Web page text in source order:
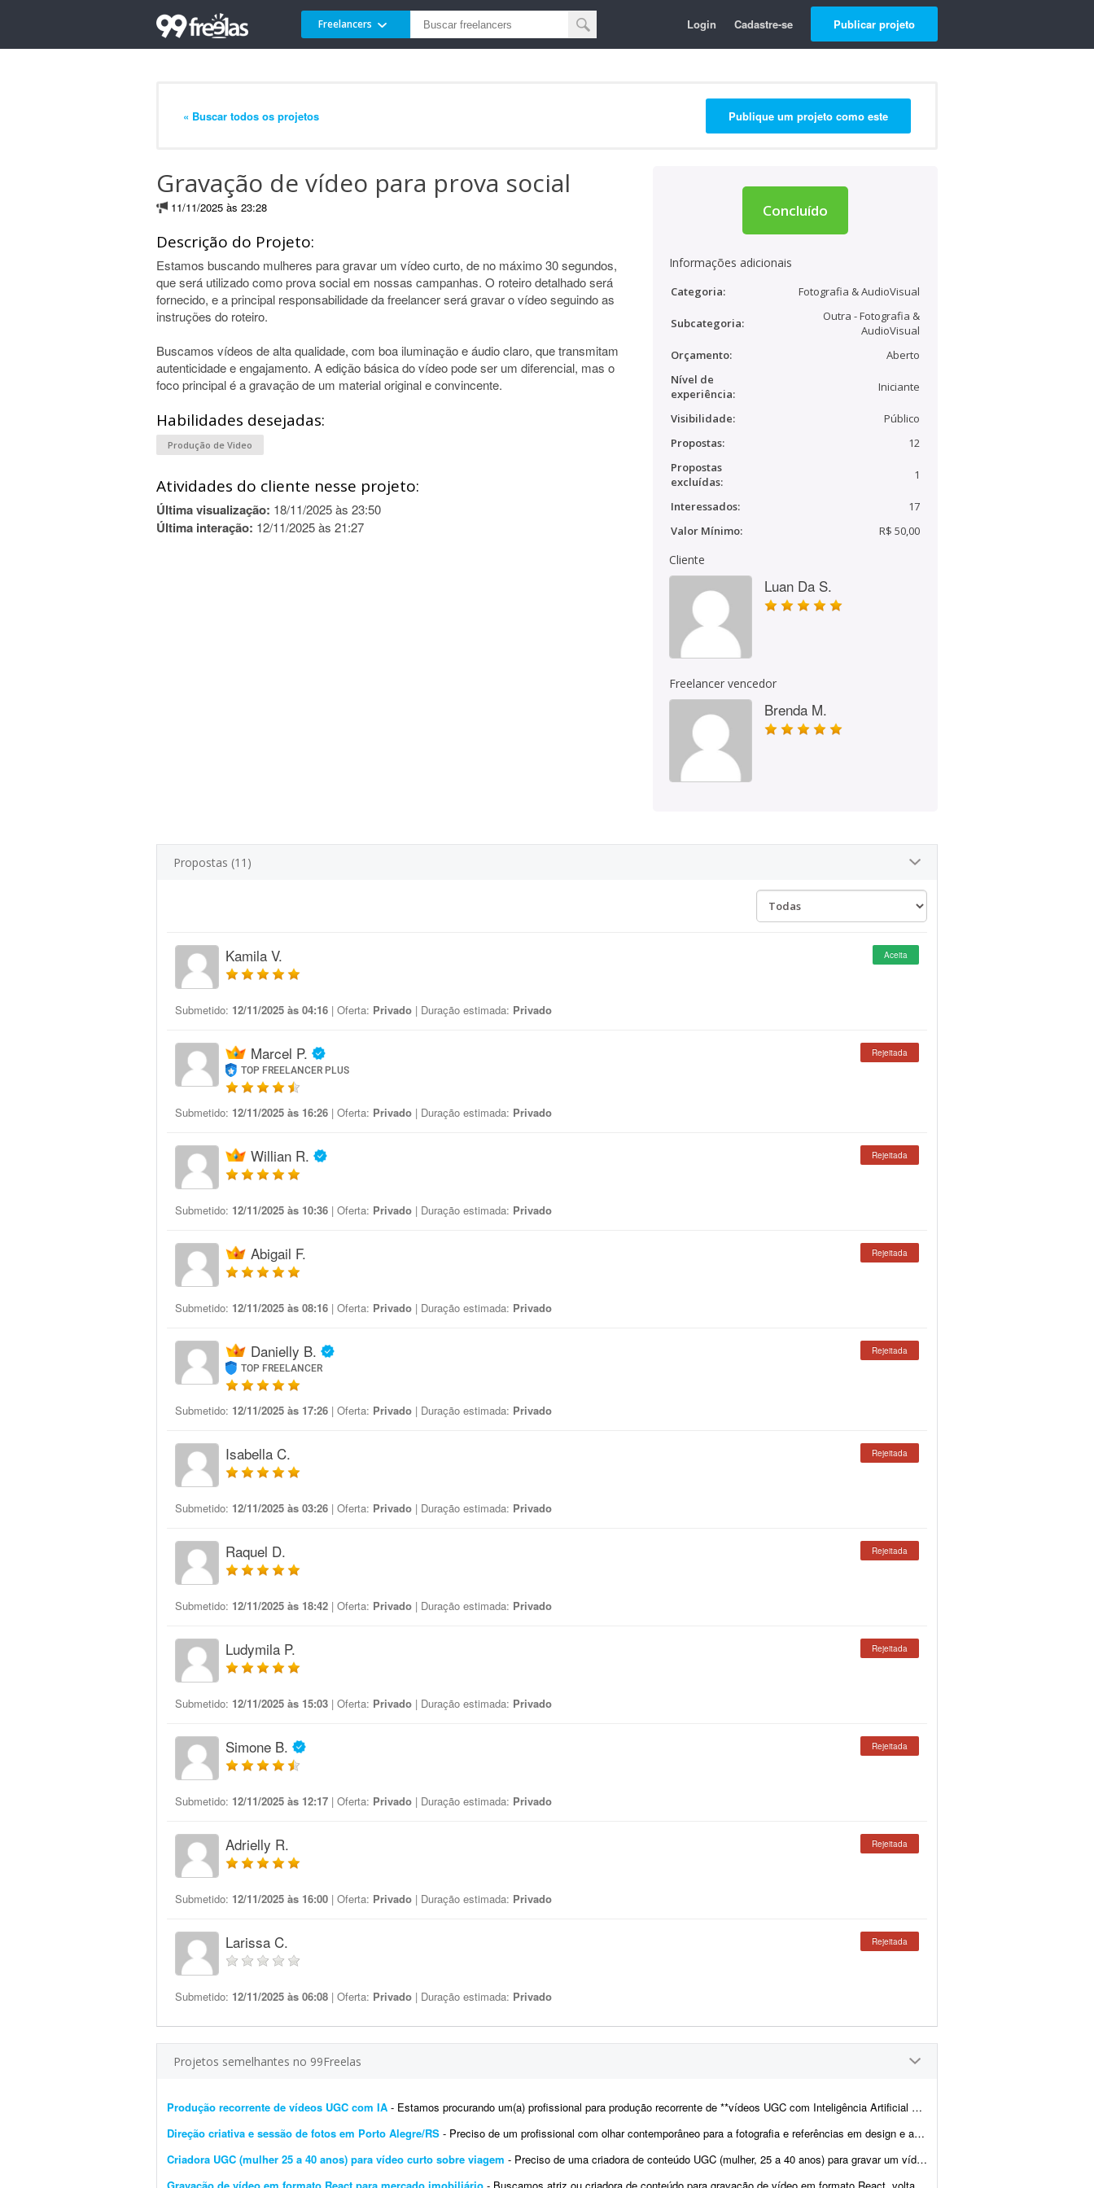
Freelancers Login Cadastre-se Publicar projeto
« Buscar todos os projetos Publique um projeto como este
Gravação de vídeo para prova social
11/11/2025 às 23:28
Descrição do Projeto:
Estamos buscando mulheres para gravar um vídeo curto, de no máximo 30 segundos,
que será utilizado como prova social em nossas campanhas. O roteiro detalhado será
fornecido, e a principal responsabilidade da freelancer será gravar o vídeo seguindo as
instruções do roteiro.
Buscamos vídeos de alta qualidade, com boa iluminação e áudio claro, que transmitam
autenticidade e engajamento. A edição básica do vídeo pode ser um diferencial, mas o
foco principal é a gravação de um material original e convincente.
Habilidades desejadas:
Produção de Video
Atividades do cliente nesse projeto:
Última visualização: 18/11/2025 às 23:50
Última interação: 12/11/2025 às 21:27
Concluído
Informações adicionais
Categoria: Fotografia & AudioVisual
Subcategoria:
Outra - Fotografia &
AudioVisual
Orçamento:
Aberto
Nível de
experiência:
Iniciante
Visibilidade:
Público
Propostas:
12
Propostas
excluídas:
1
Interessados:
17
Valor Mínimo:
R$ 50,00
Cliente
Luan Da S.
Freelancer vencedor
Brenda M.
Propostas (11)
Kamila V. Aceita
Submetido: 12/11/2025 às 04:16 | Oferta: Privado | Duração estimada: Privado
Marcel P.
TOP FREELANCER PLUS
Rejeitada
Submetido: 12/11/2025 às 16:26 | Oferta: Privado | Duração estimada: Privado
Willian R. Rejeitada
Submetido: 12/11/2025 às 10:36 | Oferta: Privado | Duração estimada: Privado
Abigail F. Rejeitada
Submetido: 12/11/2025 às 08:16 | Oferta: Privado | Duração estimada: Privado
Danielly B.
TOP FREELANCER
Rejeitada
Submetido: 12/11/2025 às 17:26 | Oferta: Privado | Duração estimada: Privado
Isabella C. Rejeitada
Submetido: 12/11/2025 às 03:26 | Oferta: Privado | Duração estimada: Privado
Raquel D. Rejeitada
Submetido: 12/11/2025 às 18:42 | Oferta: Privado | Duração estimada: Privado
Ludymila P. Rejeitada
Submetido: 12/11/2025 às 15:03 | Oferta: Privado | Duração estimada: Privado
Simone B. Rejeitada
Submetido: 12/11/2025 às 12:17 | Oferta: Privado | Duração estimada: Privado
Adrielly R. Rejeitada
Submetido: 12/11/2025 às 16:00 | Oferta: Privado | Duração estimada: Privado
Larissa C. Rejeitada
Submetido: 12/11/2025 às 06:08 | Oferta: Privado | Duração estimada: Privado
Projetos semelhantes no 99Freelas
Produção recorrente de vídeos UGC com IA - Estamos procurando um(a) profissional para produção recorrente de **vídeos UGC com Inteligência Artificial para anúncios de e-commerce**. Os vídeos dever&a...
Direção criativa e sessão de fotos em Porto Alegre/RS - Preciso de um profissional com olhar contemporâneo para a fotografia e referências em design e arquitetura para fotografar os 4 sócios da minha marca de móveis de design. ...
Criadora UGC (mulher 25 a 40 anos) para vídeo curto sobre viagem - Preciso de uma criadora de conteúdo UGC (mulher, 25 a 40 anos) para gravar um vídeo curto sobre viagem. A entrega precisa ser feita rapidamente, portanto preciso de alguém com...